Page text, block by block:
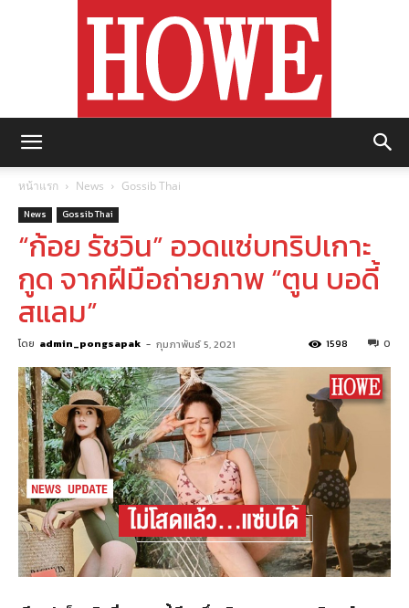
หน้าแรก News Gossib Thai
News Gossib Thai
“ก้อย รัชวิน” อวดแซ่บทริปเกาะ
กูด จากฝีมือถ่ายภาพ “ตูน บอดี้
สแลม”
โดย admin_pongsapak - กุมภาพันธ์ 5, 2021 0
1598